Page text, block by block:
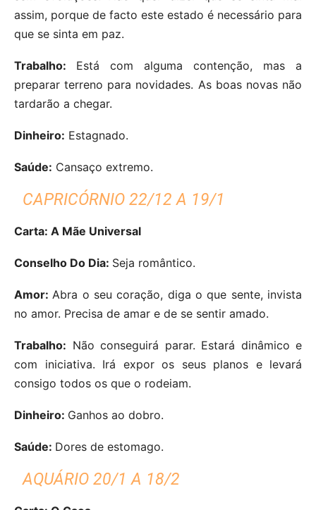
assim, porque de facto este estado é necessário para
que se sinta em paz.
Trabalho: Está com alguma contenção, mas a
preparar terreno para novidades. As boas novas não
tardarão a chegar.
Dinheiro: Estagnado.
Saúde: Cansaço extremo.
CAPRICÓRNIO 22/12 A 19/1
Carta: A Mãe Universal
Conselho Do Dia: Seja romântico.
Amor: Abra o seu coração, diga o que sente, invista
no amor. Precisa de amar e de se sentir amado.
Trabalho: Não conseguirá parar. Estará dinâmico e
com iniciativa. Irá expor os seus planos e levará
consigo todos os que o rodeiam.
Dinheiro: Ganhos ao dobro.
Saúde: Dores de estomago.
AQUÁRIO 20/1 A 18/2